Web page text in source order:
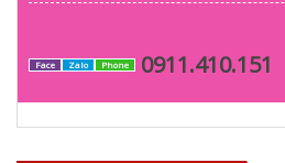
Face Zalo Phone 0911.410.151